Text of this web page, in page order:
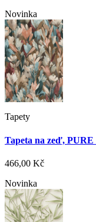
Novinka
Tapety
Tapeta na zeď,
466,00 Kč
Novinka